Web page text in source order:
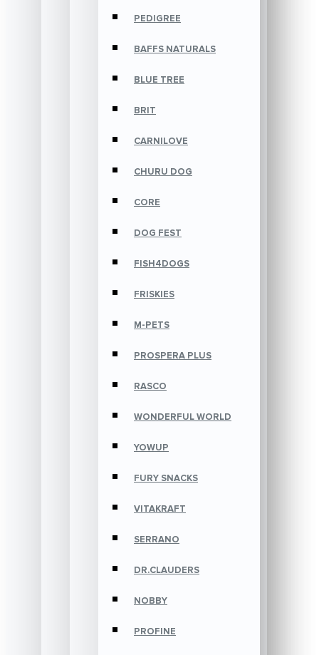
PEDIGREE
BAFFS NATURALS
BLUE TREE
BRIT
CARNILOVE
CHURU DOG
CORE
DOG FEST
FISH4DOGS
FRISKIES
M-PETS
PROSPERA PLUS
RASCO
WONDERFUL WORLD
YOWUP
FURY SNACKS
VITAKRAFT
SERRANO
DR.CLAUDERS
NOBBY
PROFINE